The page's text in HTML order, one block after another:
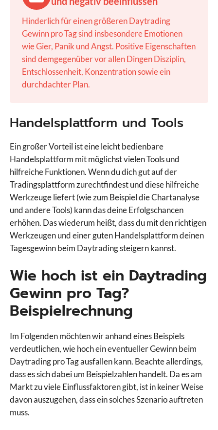
Hinderlich für einen größeren Daytrading
Gewinn pro Tag sind insbesondere Emotionen
wie Gier, Panik und Angst. Positive Eigenschaften
sind demgegenüber vor allen Dingen Disziplin,
Entschlossenheit, Konzentration sowie ein
durchdachter Plan.
Handelsplattform und Tools
Ein großer Vorteil ist eine leicht bedienbare
Handelsplattform mit möglichst vielen Tools und
hilfreiche Funktionen. Wenn du dich gut auf der
Tradingsplattform zurechtfindest und diese hilfreiche
Werkzeuge liefert (wie zum Beispiel die Chartanalyse
und andere Tools) kann das deine Erfolgschancen
erhöhen. Das wiederum heißt, dass du mit den richtigen
Werkzeugen und einer guten Handelsplattform deinen
Tagesgewinn beim Daytrading steigern kannst.
Wie hoch ist ein Daytrading
Gewinn pro Tag?
Beispielrechnung
Im Folgenden möchten wir anhand eines Beispiels
verdeutlichen, wie hoch ein eventueller Gewinn beim
Daytrading pro Tag ausfallen kann. Beachte allerdings,
dass es sich dabei um Beispielzahlen handelt. Da es am
Markt zu viele Einflussfaktoren gibt, ist in keiner Weise
davon auszugehen, dass ein solches Szenario auftreten
muss.